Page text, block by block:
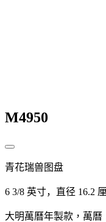
M4950
青花瑞兽图盘
6 3/8 英寸，直径 16.2
大明萬曆年製款，萬曆